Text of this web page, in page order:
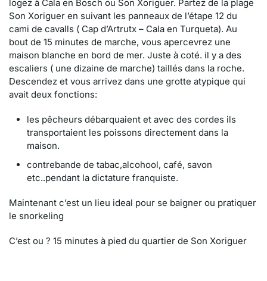
logez à Cala en Bosch ou Son Xoriguer. Partez de la plage
Son Xoriguer en suivant les panneaux de l’étape 12 du
cami de cavalls ( Cap d’Artrutx – Cala en Turqueta). Au
bout de 15 minutes de marche, vous apercevrez une
maison blanche en bord de mer. Juste à coté. il y a des
escaliers ( une dizaine de marche) taillés dans la roche.
Descendez et vous arrivez dans une grotte atypique qui
avait deux fonctions:
les pêcheurs débarquaient et avec des cordes ils
transportaient les poissons directement dans la
maison.
contrebande de tabac,alcohool, café, savon
etc..pendant la dictature franquiste.
Maintenant c’est un lieu ideal pour se baigner ou pratiquer
le snorkeling
C’est ou ? 15 minutes à pied du quartier de Son Xoriguer